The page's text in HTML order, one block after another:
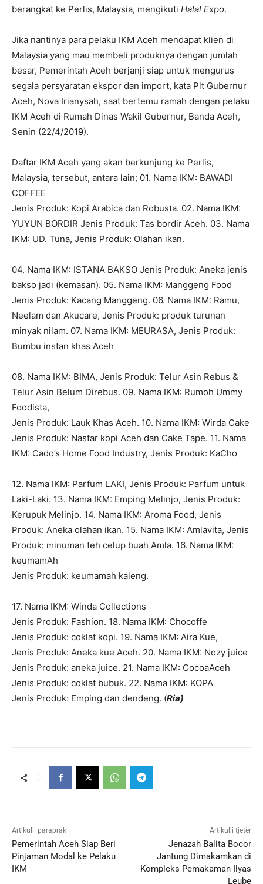
berangkat ke Perlis, Malaysia, mengikuti Halal Expo.
Jika nantinya para pelaku IKM Aceh mendapat klien di
Malaysia yang mau membeli produknya dengan jumlah
besar, Pemerintah Aceh berjanji siap untuk mengurus
segala persyaratan ekspor dan import, kata Plt Gubernur
Aceh, Nova Irianysah, saat bertemu ramah dengan pelaku
IKM Aceh di Rumah Dinas Wakil Gubernur, Banda Aceh,
Senin (22/4/2019).
Daftar IKM Aceh yang akan berkunjung ke Perlis,
Malaysia, tersebut, antara lain; 01. Nama IKM: BAWADI
COFFEE
Jenis Produk: Kopi Arabica dan Robusta. 02. Nama IKM:
YUYUN BORDIR Jenis Produk: Tas bordir Aceh. 03. Nama
IKM: UD. Tuna, Jenis Produk: Olahan ikan.
04. Nama IKM: ISTANA BAKSO Jenis Produk: Aneka jenis
bakso jadi (kemasan). 05. Nama IKM: Manggeng Food
Jenis Produk: Kacang Manggeng. 06. Nama IKM: Ramu,
Neelam dan Akucare, Jenis Produk: produk turunan
minyak nilam. 07. Nama IKM: MEURASA, Jenis Produk:
Bumbu instan khas Aceh
08. Nama IKM: BIMA, Jenis Produk: Telur Asin Rebus &
Telur Asin Belum Direbus. 09. Nama IKM: Rumoh Ummy
Foodista,
Jenis Produk: Lauk Khas Aceh. 10. Nama IKM: Wirda Cake
Jenis Produk: Nastar kopi Aceh dan Cake Tape. 11. Nama
IKM: Cado’s Home Food Industry, Jenis Produk: KaCho
12. Nama IKM: Parfum LAKI, Jenis Produk: Parfum untuk
Laki-Laki. 13. Nama IKM: Emping Melinjo, Jenis Produk:
Kerupuk Melinjo. 14. Nama IKM: Aroma Food, Jenis
Produk: Aneka olahan ikan. 15. Nama IKM: Amlavita, Jenis
Produk: minuman teh celup buah Amla. 16. Nama IKM:
keumamAh
Jenis Produk: keumamah kaleng.
17. Nama IKM: Winda Collections
Jenis Produk: Fashion. 18. Nama IKM: Chocoffe
Jenis Produk: coklat kopi. 19. Nama IKM: Aira Kue,
Jenis Produk: Aneka kue Aceh. 20. Nama IKM: Nozy juice
Jenis Produk: aneka juice. 21. Nama IKM: CocoaAceh
Jenis Produk: coklat bubuk. 22. Nama IKM: KOPA
Jenis Produk: Emping dan dendeng. (Ria)
Artikulli paraprak
Pemerintah Aceh Siap Beri
Pinjaman Modal ke Pelaku
IKM
Artikulli tjetër
Jenazah Balita Bocor
Jantung Dimakamkan di
Kompleks Pemakaman Ilyas
Leube